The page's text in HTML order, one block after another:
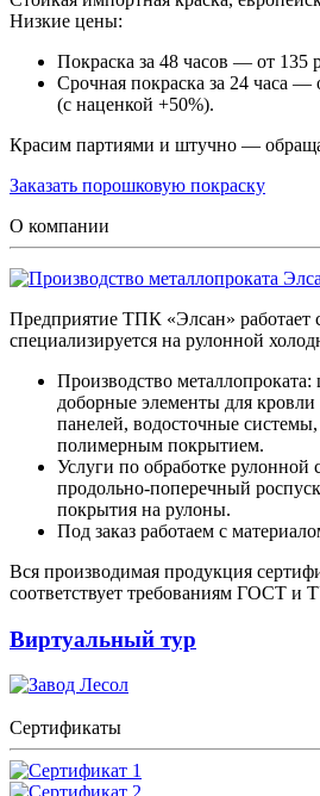
Низкие цены:
Покраска за 48 часов — от 135
Срочная покраска за 24 часа —
(с наценкой +50%).
Красим партиями и штучно —
Заказать порошковую покраску
О компании
Предприятие ТПК «Элсан» работает
специализируется на рулонной
Производство
доборные элементы для
панелей, водосточные
полимерным покрытием.
Услуги по обработке рулонной
продольно-поперечный
покрытия на рулоны.
Под заказ работаем с
Вся производимая продукция
соответствует требованиям ГОСТ и
Виртуальный тур
Сертификаты